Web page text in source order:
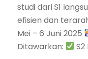
studi dari S1
efisien dan
Mei – 6 Juni 2025
Ditawarkan: